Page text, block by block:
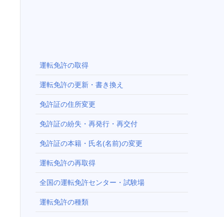
運転免許の取得
運転免許の更新・書き換え
免許証の住所変更
免許証の紛失・再発行・再交付
免許証の本籍・氏名(名前)の変更
運転免許の再取得
全国の運転免許センター・試験場
運転免許の種類